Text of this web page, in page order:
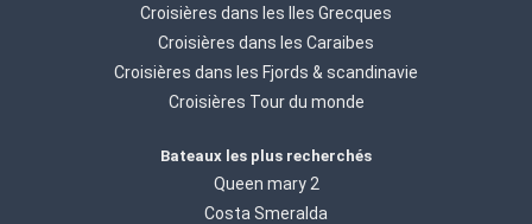
Croisières dans les Iles Grecques
Croisières dans les Caraibes
Croisières dans les Fjords & scandinavie
Croisières Tour du monde
Bateaux les plus recherchés
Queen mary 2
Costa Smeralda